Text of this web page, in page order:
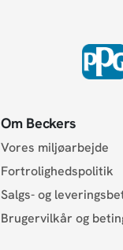
Om Beckers
Vores miljøarbejde
Fortrolighedspolitik
Salgs- og
Brugervilkår og